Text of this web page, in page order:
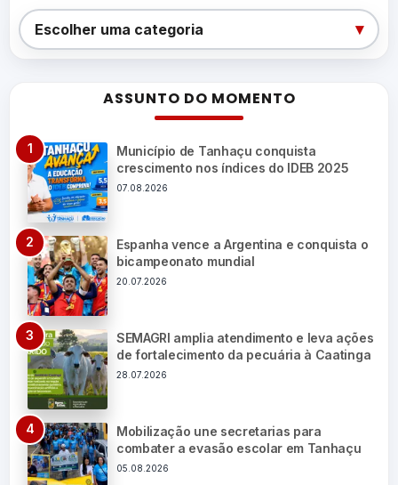
Categorias
Escolher uma categoria ▾
ASSUNTO DO MOMENTO
Município de Tanhaçu conquista
crescimento nos índices do IDEB 2025
07.08.2026
Espanha vence a Argentina e conquista o
bicampeonato mundial
20.07.2026
SEMAGRI amplia atendimento e leva ações
de fortalecimento da pecuária à Caatinga
28.07.2026
Mobilização une secretarias para
combater a evasão escolar em Tanhaçu
05.08.2026